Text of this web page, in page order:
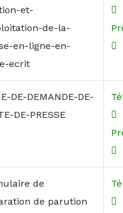
et-
de-la-
en-ligne-en-
ecrit
DE-DEMANDE-DE-
DE-PRESSE
de
de parution